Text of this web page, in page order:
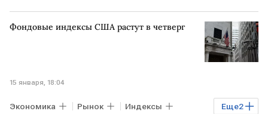
Фондовые индексы США растут в четверг
15 января, 18:04
Еще2
Экономика Рынок Индексы